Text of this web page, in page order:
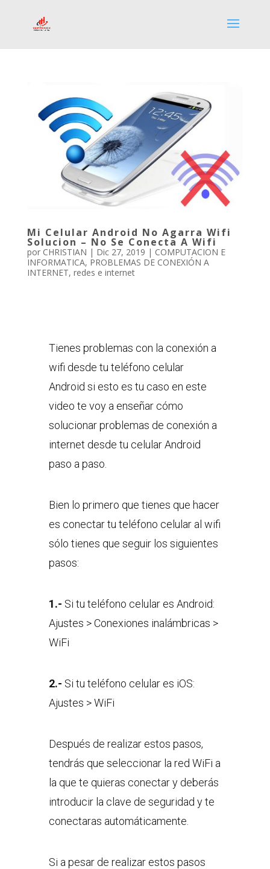
Mi Celular Android No Agarra Wifi
Solucion – No Se Conecta A Wifi
por CHRISTIAN | Dic 27, 2019 | COMPUTACION E
INFORMATICA, PROBLEMAS DE CONEXIÓN A
INTERNET, redes e internet
Tienes problemas con la conexión a
wifi desde tu teléfono celular
Android si esto es tu caso en este
video te voy a enseñar cómo
solucionar problemas de conexión a
internet desde tu celular Android
paso a paso.
Bien lo primero que tienes que hacer
es conectar tu teléfono celular al wifi
sólo tienes que seguir los siguientes
pasos:
1.- Si tu teléfono celular es Android:
Ajustes > Conexiones inalámbricas >
WiFi
2.- Si tu teléfono celular es iOS:
Ajustes > WiFi
Después de realizar estos pasos,
tendrás que seleccionar la red WiFi a
la que te quieras conectar y deberás
introducir la clave de seguridad y te
conectaras automáticamente.
Si a pesar de realizar estos pasos